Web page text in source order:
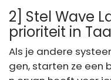
2] Stel Wave
prioriteit in
Als je andere
gen, starten ze een